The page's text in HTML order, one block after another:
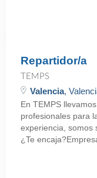
Repartidor/a
TEMPS
Valencia,
En TEMPS
profesionales para
experiencia, somos
¿Te